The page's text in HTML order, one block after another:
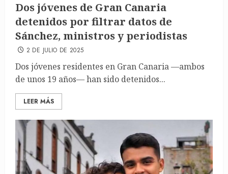
Dos jóvenes de Gran Canaria
detenidos por filtrar datos de
Sánchez, ministros y periodistas
2 DE JULIO DE 2025
Dos jóvenes residentes en Gran Canaria —ambos
de unos 19 años— han sido detenidos...
LEER MÁS